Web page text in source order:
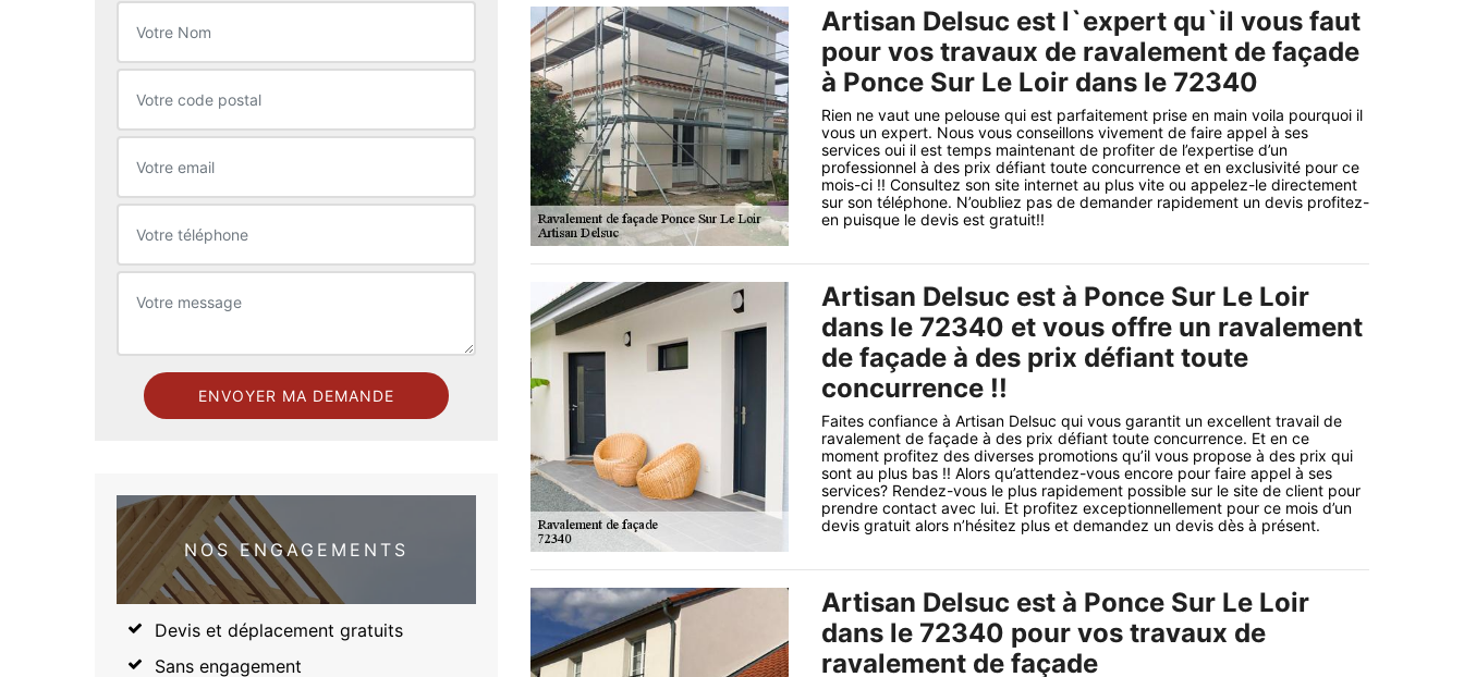
NOS ENGAGEMENTS
Devis et déplacement gratuits
Sans engagement
Artisan Delsuc est l`expert qu`il vous faut
pour vos travaux de ravalement de façade
à Ponce Sur Le Loir dans le 72340
Rien ne vaut une pelouse qui est parfaitement prise en main voila pourquoi il
vous un expert. Nous vous conseillons vivement de faire appel à ses
services oui il est temps maintenant de profiter de l’expertise d’un
professionnel à des prix défiant toute concurrence et en exclusivité pour ce
mois-ci !! Consultez son site internet au plus vite ou appelez-le directement
sur son téléphone. N’oubliez pas de demander rapidement un devis profitez-
en puisque le devis est gratuit!!
Artisan Delsuc est à Ponce Sur Le Loir
dans le 72340 et vous offre un ravalement
de façade à des prix défiant toute
concurrence !!
Faites confiance à Artisan Delsuc qui vous garantit un excellent travail de
ravalement de façade à des prix défiant toute concurrence. Et en ce
moment profitez des diverses promotions qu’il vous propose à des prix qui
sont au plus bas !! Alors qu’attendez-vous encore pour faire appel à ses
services? Rendez-vous le plus rapidement possible sur le site de client pour
prendre contact avec lui. Et profitez exceptionnellement pour ce mois d’un
devis gratuit alors n’hésitez plus et demandez un devis dès à présent.
Artisan Delsuc est à Ponce Sur Le Loir
dans le 72340 pour vos travaux de
ravalement de façade